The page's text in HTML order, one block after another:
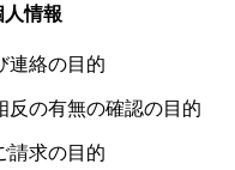
情報
連絡の目的
反の有無の確認の目的
請求の目的